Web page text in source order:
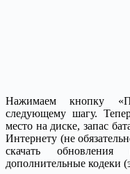
Нажимаем кнопку
следующему шагу.
место на диске, запас
Интернету (не
скачать
дополнительные кодеки